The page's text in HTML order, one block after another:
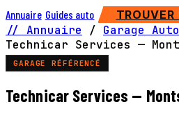
Annuaire Guides auto TROUVER
// Annuaire / Garage
Technicar Services —
GARAGE RÉFÉRENCÉ
Technicar Services —